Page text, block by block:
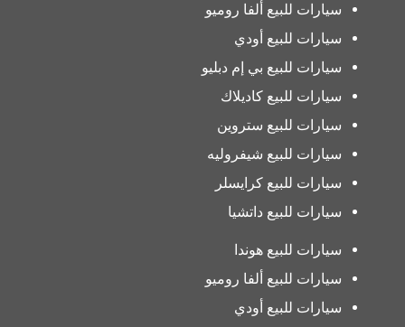
سيارات للبيع ألفا روميو
سيارات للبيع أودي
سيارات للبيع بي إم دبليو
سيارات للبيع كاديلاك
سيارات للبيع ستروين
سيارات للبيع شيفروليه
سيارات للبيع كرايسلر
سيارات للبيع داتشيا
سيارات للبيع هوندا
سيارات للبيع ألفا روميو
سيارات للبيع أودي